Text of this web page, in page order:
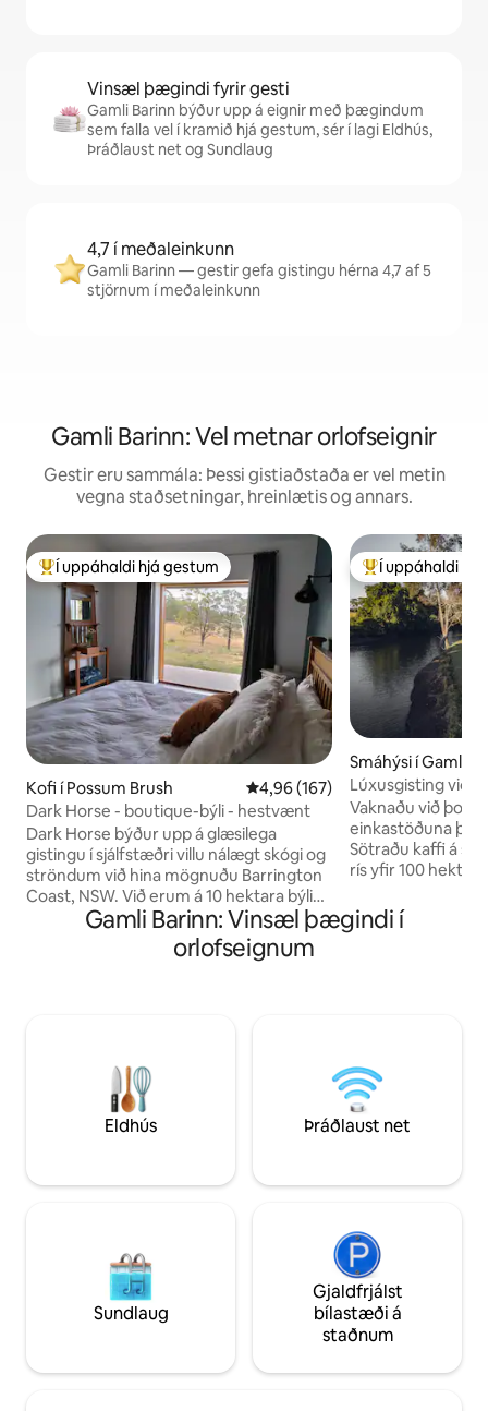
Vinsæl þægindi fyrir gesti
Gamli Barinn býður upp á eignir með þægindum
sem falla vel í kramið hjá gestum, sér í lagi Eldhús,
Þráðlaust net og Sundlaug
4,7 í meðaleinkunn
Gamli Barinn — gestir gefa gistingu hérna 4,7 af 5
stjörnum í meðaleinkunn
Gamli Barinn: Vel metnar orlofseignir
Gestir eru sammála: Þessi gistiaðstaða er vel metin
vegna staðsetningar, hreinlætis og annars.
Í mestu uppáhaldi hjá gestum
Í uppáhaldi hjá gestum
Kofi í Possum Brush 4,96 af 5 í meðaleinkunn, 167
4,96 (167)
Dark Horse - boutique-býli - hestvænt
Dark Horse býður upp á glæsilega
gistingu í sjálfstæðri villu nálægt skógi og
ströndum við hina mögnuðu Barrington
Coast, NSW. Við erum á 10 hektara býlinu
okkar þar sem er gamalt mjólkurbú og
höfum byggt einstakt afdrep með einu
svefnherbergi, þar á meðal nokkrum af
aðeins 8 km norður af Nabiac á Mid
North Coast, rétt við Pacific Highway.
Forster er í 10 mín. akstursfjarlægð.
Í mestu
Í uppáhaldi
Smáhýsi í Gamli
Lúxusgisting við
og -bað
Vaknaðu við
einkastöðuna
Sötraðu kaffi á
rís yfir 100
gufubaði eða
potti undir berum
Bar og
Gamli Barinn: Vinsæl þægindi í
orlofseignum
Eldhús Þráðlaust net
Sundlaug
Gjaldfrjálst
bílastæði á
staðnum